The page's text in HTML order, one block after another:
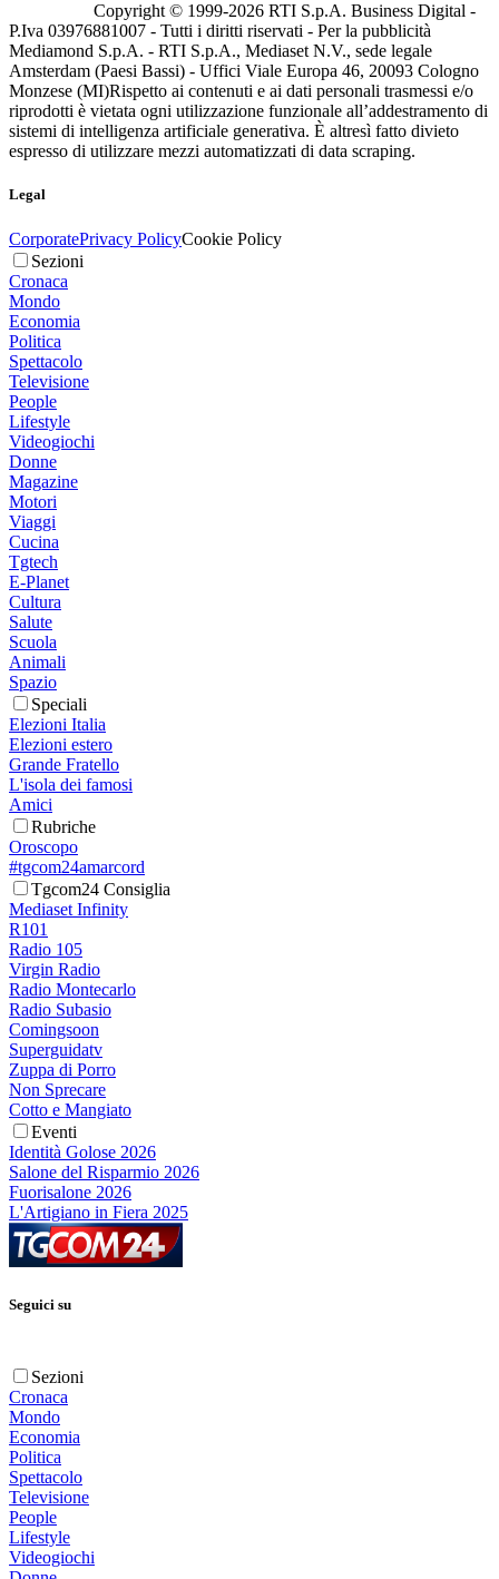
Copyright © 1999-2026 RTI S.p.A. Business Digital -
P.Iva 03976881007 - Tutti i diritti riservati - Per la pubblicità
Mediamond S.p.A. - RTI S.p.A., Mediaset N.V., sede legale
Amsterdam (Paesi Bassi) - Uffici Viale Europa 46, 20093 Cologno
Monzese (MI)Rispetto ai contenuti e ai dati personali trasmessi e/o
riprodotti è vietata ogni utilizzazione funzionale all’addestramento di
sistemi di intelligenza artificiale generativa. È altresì fatto divieto
espresso di utilizzare mezzi automatizzati di data scraping.
Legal
CorporatePrivacy PolicyCookie Policy
Sezioni
Cronaca
Mondo
Economia
Politica
Spettacolo
Televisione
People
Lifestyle
Videogiochi
Donne
Magazine
Motori
Viaggi
Cucina
Tgtech
E-Planet
Cultura
Salute
Scuola
Animali
Spazio
Speciali
Elezioni Italia
Elezioni estero
Grande Fratello
L'isola dei famosi
Amici
Rubriche
Oroscopo
#tgcom24amarcord
Tgcom24 Consiglia
Mediaset Infinity
R101
Radio 105
Virgin Radio
Radio Montecarlo
Radio Subasio
Comingsoon
Superguidatv
Zuppa di Porro
Non Sprecare
Cotto e Mangiato
Eventi
Identità Golose 2026
Salone del Risparmio 2026
Fuorisalone 2026
L'Artigiano in Fiera 2025
Seguici su
Sezioni
Cronaca
Mondo
Economia
Politica
Spettacolo
Televisione
People
Lifestyle
Videogiochi